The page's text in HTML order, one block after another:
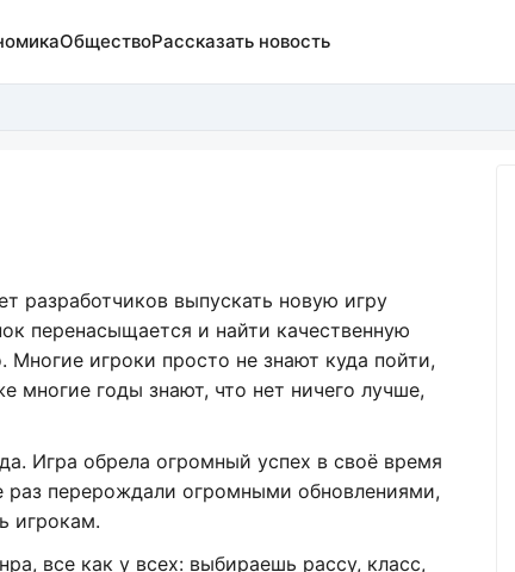
ОбществоРассказать новость
разработчиков выпускать новую игру
перенасыщается и найти качественную
Многие игроки просто не знают куда пойти,
многие годы знают, что нет ничего лучше,
Игра обрела огромный успех в своё время
раз перерождали огромными обновлениями,
игрокам.
все как у всех: выбираешь рассу, класс,